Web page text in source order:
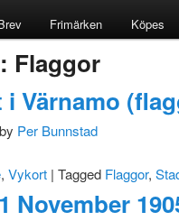
Frimärken Köpes
Flaggor
Värnamo
by Per Bunnstad
, Vykort | Tagged Flaggor,
November